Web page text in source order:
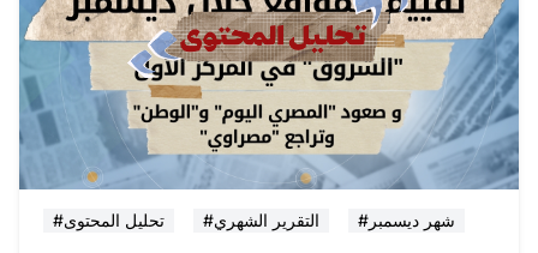
#تحليل المحتوى #التقرير الشهري #شهر ديسمبر